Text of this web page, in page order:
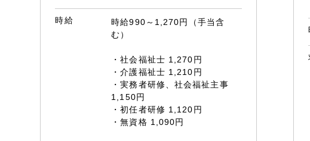
時給
時給990～1,270円（手当含
む）
・社会福祉士 1,270円
・介護福祉士 1,210円
・実務者研修、社会福祉主事
1,150円
・初任者研修 1,120円
・無資格 1,090円